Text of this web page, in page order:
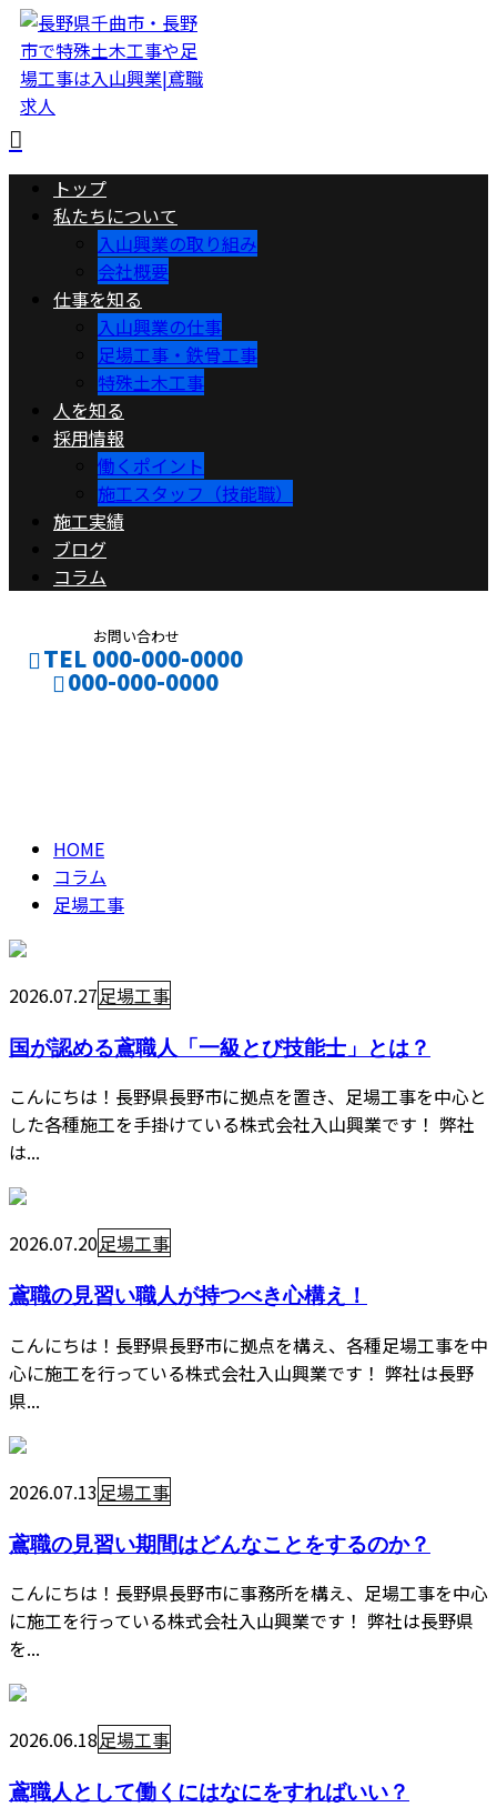
トップ
私たちについて
入山興業の取り組み
会社概要
仕事を知る
入山興業の仕事
足場工事・鉄骨工事
特殊土木工事
人を知る
採用情報
働くポイント
施工スタッフ（技能職）
施工実績
ブログ
コラム
お問い合わせ
TEL 000-000-0000
000-000-0000
HOME
コラム
足場工事
2026.07.27足場工事
国が認める鳶職人「一級とび技能士」とは？
こんにちは！長野県長野市に拠点を置き、足場工事を中心と
した各種施工を手掛けている株式会社入山興業です！ 弊社
は...
2026.07.20足場工事
鳶職の見習い職人が持つべき心構え！
こんにちは！長野県長野市に拠点を構え、各種足場工事を中
心に施工を行っている株式会社入山興業です！ 弊社は長野
県...
2026.07.13足場工事
鳶職の見習い期間はどんなことをするのか？
こんにちは！長野県長野市に事務所を構え、足場工事を中心
に施工を行っている株式会社入山興業です！ 弊社は長野県
を...
2026.06.18足場工事
鳶職人として働くにはなにをすればいい？